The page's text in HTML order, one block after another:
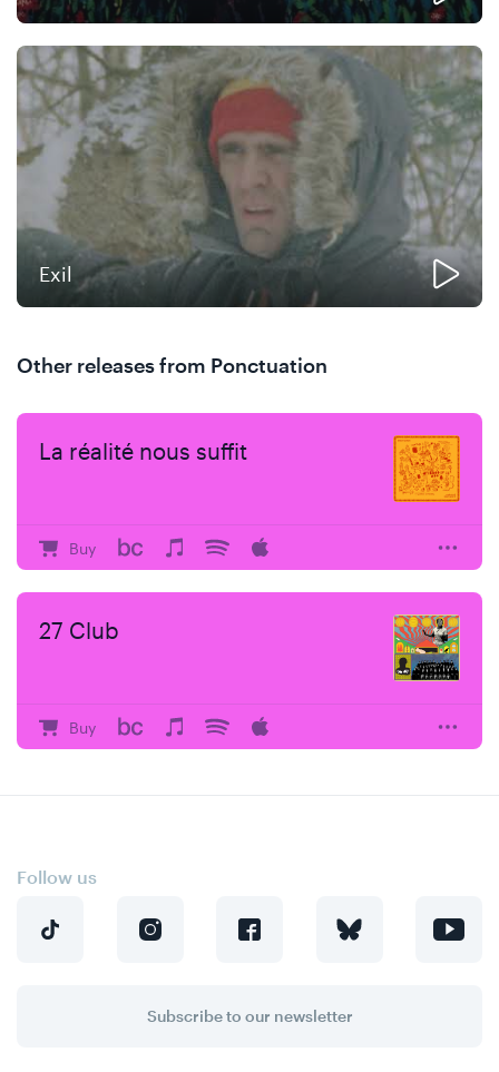
Exil
Other releases from Ponctuation
La réalité nous suffit
Buy
27 Club
Buy
Follow us
Subscribe to our newsletter